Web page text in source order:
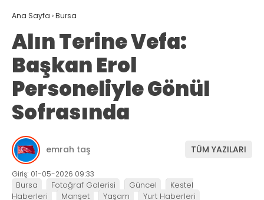
Ana Sayfa ›Bursa
Alın Terine Vefa:
Başkan Erol
Personeliyle Gönül
Sofrasında
emrah taş TÜM YAZILARI
Giriş: 01-05-2026 09:33
Bursa Fotoğraf Galerisi Güncel
Kestel
Haberleri
Manşet Yaşam Yurt Haberleri